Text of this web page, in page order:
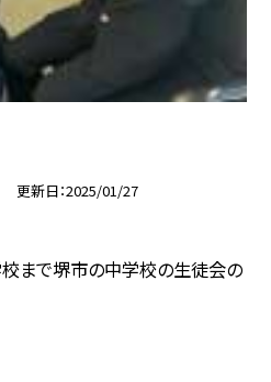
更新日 2025/01/27
まで堺市の中学校の生徒会の